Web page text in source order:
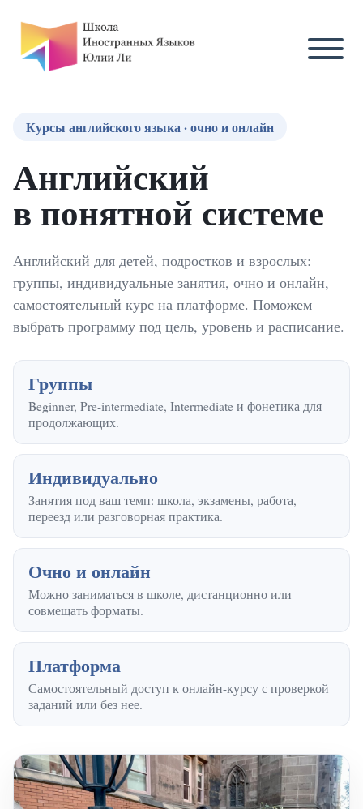
Курсы английского языка · очно и онлайн
Английский
в понятной системе
Английский для детей, подростков и взрослых:
группы, индивидуальные занятия, очно и онлайн,
самостоятельный курс на платформе. Поможем
выбрать программу под цель, уровень и расписание.
Группы
Beginner, Pre-intermediate, Intermediate и фонетика для
продолжающих.
Индивидуально
Занятия под ваш темп: школа, экзамены, работа,
переезд или разговорная практика.
Очно и онлайн
Можно заниматься в школе, дистанционно или
совмещать форматы.
Платформа
Самостоятельный доступ к онлайн-курсу с проверкой
заданий или без нее.